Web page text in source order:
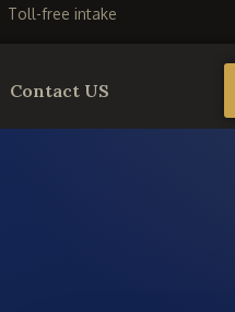
Toll-free intake
Contact US